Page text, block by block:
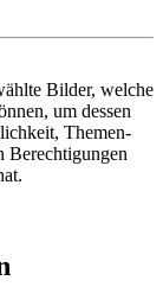
Bilder, welche
um dessen
Themen-
Berechtigungen